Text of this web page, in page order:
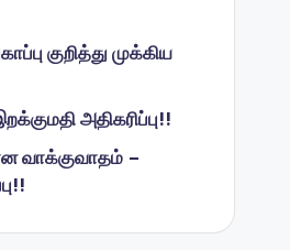
குறித்து முக்கிய
அதிகரிப்பு!!
வாக்குவாதம் –